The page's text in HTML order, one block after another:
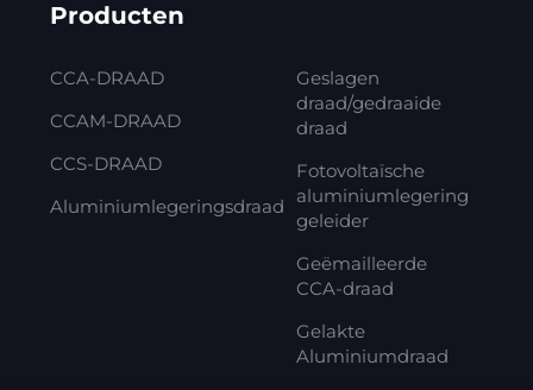
Producten
CCA-DRAAD
CCAM-DRAAD
CCS-DRAAD
Aluminiumlegeringsdraad
Geslagen
draad/gedraaide
draad
Fotovoltaïsche
aluminiumlegering
geleider
Geëmailleerde
CCA-draad
Gelakte
Aluminiumdraad